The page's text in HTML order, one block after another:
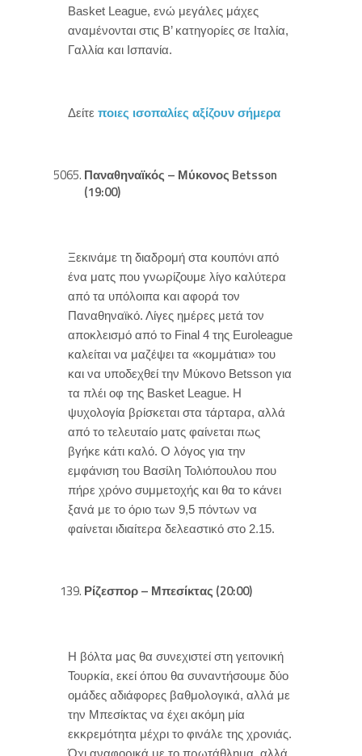
Basket League, ενώ μεγάλες μάχες
αναμένονται στις Β’ κατηγορίες σε Ιταλία,
Γαλλία και Ισπανία.
Δείτε ποιες ισοπαλίες αξίζουν σήμερα
Παναθηναϊκός – Μύκονος Betsson
(19:00)
Ξεκινάμε τη διαδρομή στα κουπόνι από
ένα ματς που γνωρίζουμε λίγο καλύτερα
από τα υπόλοιπα και αφορά τον
Παναθηναϊκό. Λίγες ημέρες μετά τον
αποκλεισμό από το Final 4 της Euroleague
καλείται να μαζέψει τα «κομμάτια» του
και να υποδεχθεί την Μύκονο Betsson για
τα πλέι οφ της Basket League. Η
ψυχολογία βρίσκεται στα τάρταρα, αλλά
από το τελευταίο ματς φαίνεται πως
βγήκε κάτι καλό. Ο λόγος για την
εμφάνιση του Βασίλη Τολιόπουλου που
πήρε χρόνο συμμετοχής και θα το κάνει
ξανά με το όριο των 9,5 πόντων να
φαίνεται ιδιαίτερα δελεαστικό στο 2.15.
Ρίζεσπορ – Μπεσίκτας (20:00)
Η βόλτα μας θα συνεχιστεί στη γειτονική
Τουρκία, εκεί όπου θα συναντήσουμε δύο
ομάδες αδιάφορες βαθμολογικά, αλλά με
την Μπεσίκτας να έχει ακόμη μία
εκκρεμότητα μέχρι το φινάλε της χρονιάς.